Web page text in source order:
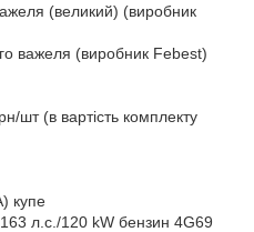
(великий) (виробник
важеля (виробник Febest)
шт (в вартість комплекту
купе
л.с./120 kW бензин 4G69